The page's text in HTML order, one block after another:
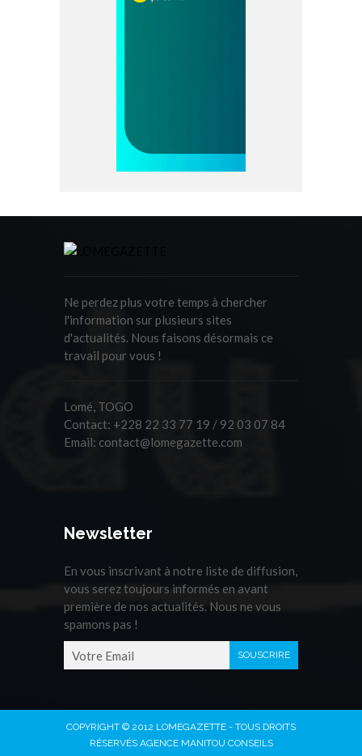
Ne perdez plus votre temps à chercher
l'information sur plusieurs sites
d'actualités. Nous faisons désormais ce
travail pour vous !
Lomé, TOGO
Contact: +228 22 33 77 19 / 92 03 07 84
Email: contact@lomegazette.com
Newsletter
En vous inscrivant à notre liste de diffusion,
vous serez toujours informés en avant
première de nos actualités. Nous ne vous
spamons pas !
COPYRIGHT © 2012 LOMEGAZETTE - TOUS DROITS
RÉSERVÉS AGENCE MANITOU CONSEILS